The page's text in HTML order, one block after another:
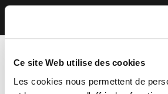
Ce site Web utilise des cookies
Les cookies nous permettent de